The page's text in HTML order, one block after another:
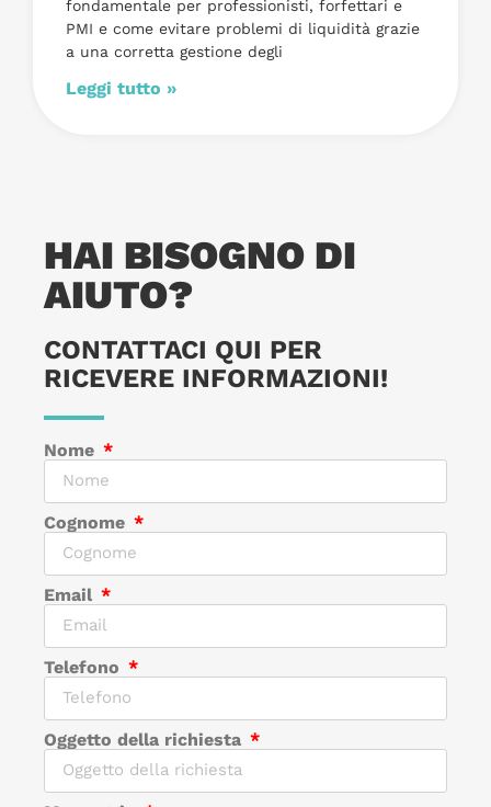
fondamentale per professionisti, forfettari e
PMI e come evitare problemi di liquidità grazie
a una corretta gestione degli
Leggi tutto »
HAI BISOGNO DI
AIUTO?
CONTATTACI QUI PER
RICEVERE INFORMAZIONI!
Nome
Cognome
Email
Telefono
Oggetto della richiesta